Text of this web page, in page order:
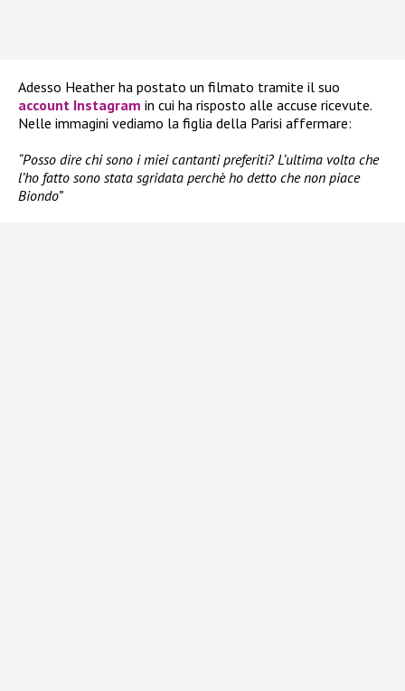
Adesso Heather ha postato un filmato tramite il suo
account Instagram in cui ha risposto alle accuse ricevute.
Nelle immagini vediamo la figlia della Parisi affermare:
“Posso dire chi sono i miei cantanti preferiti? L’ultima volta che
l’ho fatto sono stata sgridata perchè ho detto che non piace
Biondo”